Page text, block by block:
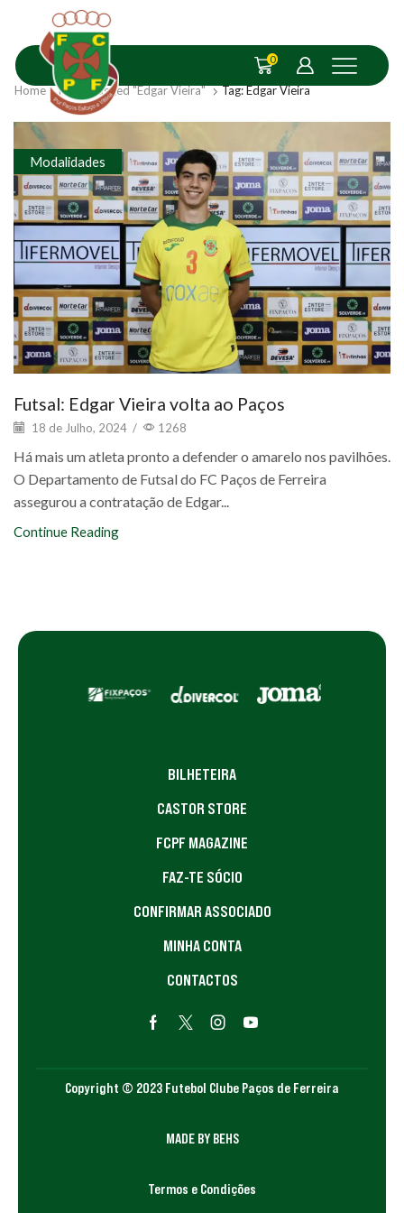
0
Home Posts Tagged "Edgar Vieira" Tag: Edgar Vieira
Modalidades
Futsal: Edgar Vieira volta ao Paços
18 de Julho, 2024 / 1268
Há mais um atleta pronto a defender o amarelo nos pavilhões.
O Departamento de Futsal do FC Paços de Ferreira
assegurou a contratação de Edgar...
Continue Reading
BILHETEIRA
CASTOR STORE
FCPF MAGAZINE
FAZ-TE SÓCIO
CONFIRMAR ASSOCIADO
MINHA CONTA
CONTACTOS
Copyright © 2023 Futebol Clube Paços de Ferreira
MADE BY BEHS
Termos e Condições